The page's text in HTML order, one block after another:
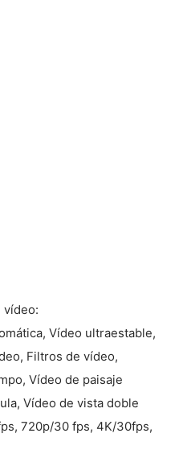
vídeo:
Vídeo ultraestable,
Filtros de vídeo,
Vídeo de paisaje
Vídeo de vista doble
720p/30 fps, 4K/30fps,